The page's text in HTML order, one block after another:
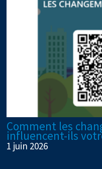
Comment les
influencent-ils
1 juin 2026